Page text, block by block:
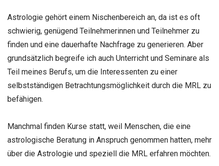
Astrologie gehört einem Nischenbereich an, da ist es oft
schwierig, genügend Teilnehmerinnen und Teilnehmer zu
finden und eine dauerhafte Nachfrage zu generieren. Aber
grundsätzlich begreife ich auch Unterricht und Seminare als
Teil meines Berufs, um die Interessenten zu einer
selbstständigen Betrachtungsmöglichkeit durch die MRL zu
befähigen.
Manchmal finden Kurse statt, weil Menschen, die eine
astrologische Beratung in Anspruch genommen hatten, mehr
über die Astrologie und speziell die MRL erfahren möchten.